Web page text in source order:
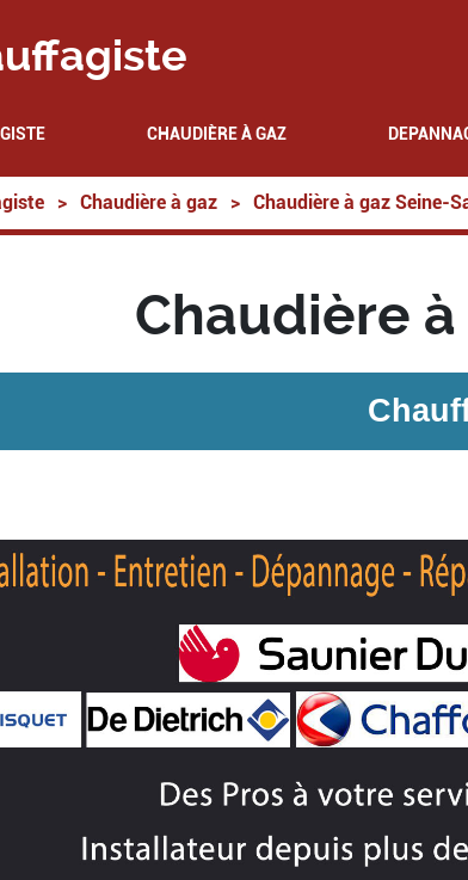
CHAUDIÈRE À GAZ
> Chaudière à gaz > Chaudière à gaz Seine-
Chaudière